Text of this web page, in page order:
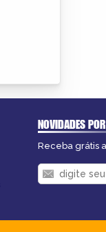
NOVIDADES
Receba grátis